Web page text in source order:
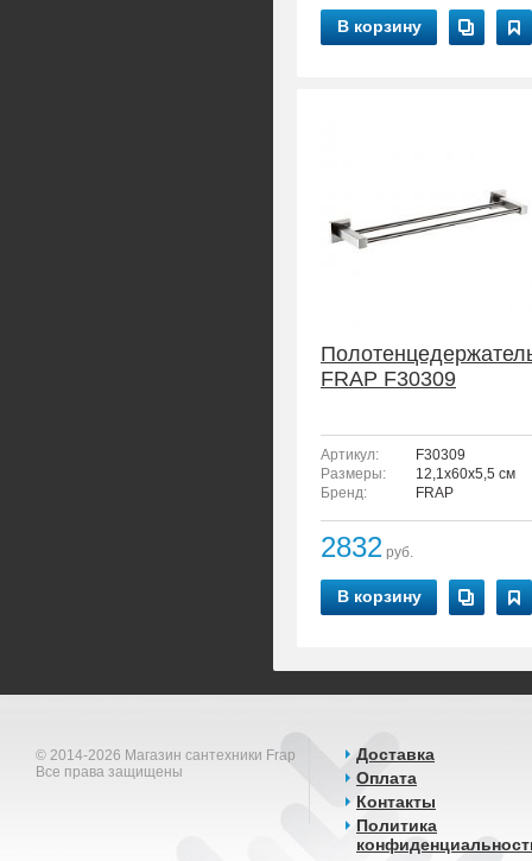
В корзину
FRAP F30309
Артикул:
F30309
Размеры:
12,1x60x5,5 см
Бренд:
FRAP
2832 руб.
В корзину
© 2014-2026 Магазин сантехники Frap
Все права защищены
Доставка
Оплата
Контакты
Политика